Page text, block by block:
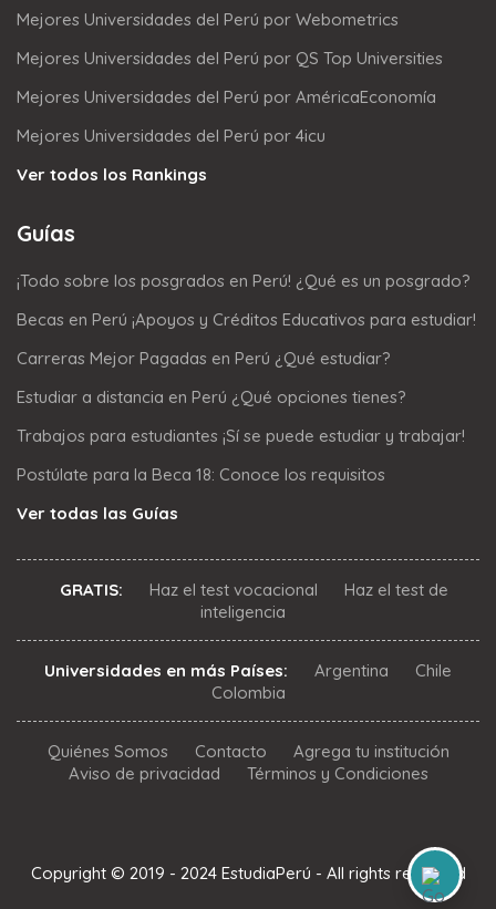
Mejores Universidades del Perú por Webometrics
Mejores Universidades del Perú por QS Top Universities
Mejores Universidades del Perú por AméricaEconomía
Mejores Universidades del Perú por 4icu
Ver todos los Rankings
Guías
¡Todo sobre los posgrados en Perú! ¿Qué es un posgrado?
Becas en Perú ¡Apoyos y Créditos Educativos para estudiar!
Carreras Mejor Pagadas en Perú ¿Qué estudiar?
Estudiar a distancia en Perú ¿Qué opciones tienes?
Trabajos para estudiantes ¡Sí se puede estudiar y trabajar!
Postúlate para la Beca 18: Conoce los requisitos
Ver todas las Guías
GRATIS: Haz el test vocacional
Haz el test de
inteligencia
Universidades en más Países: Argentina
Chile
Colombia
Quiénes Somos Contacto
Agrega tu institución
Aviso de privacidad
Términos y Condiciones
Copyright © 2019 - 2024 EstudiaPerú - All rights reserved